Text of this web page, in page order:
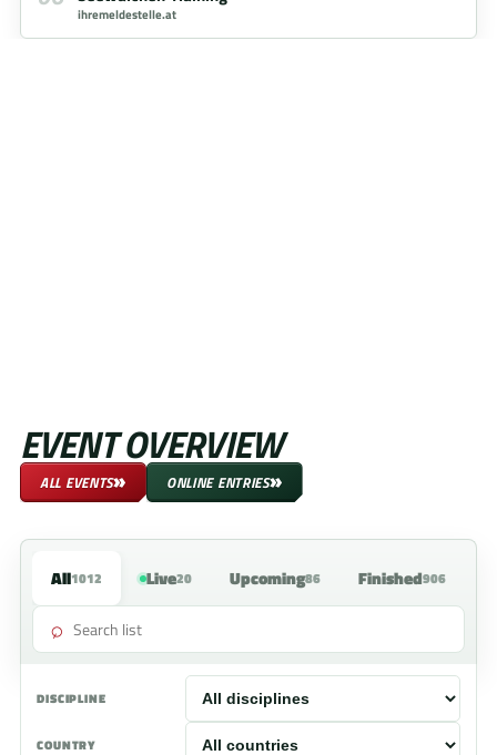
ihremeldestelle.at
EVENT OVERVIEW
ALL EVENTS» ONLINE ENTRIES»
All1012 Live20 Upcoming86 Finished906
⌕
DISCIPLINE
COUNTRY